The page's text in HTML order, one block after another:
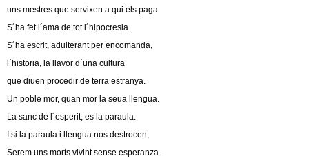
uns mestres que servixen a qui els paga.
S´ha fet l´ama de tot l´hipocresia.
S´ha escrit, adulterant per encomanda,
l´historia, la llavor d´una cultura
que diuen procedir de terra estranya.
Un poble mor, quan mor la seua llengua.
La sanc de l´esperit, es la paraula.
I si la paraula i llengua nos destrocen,
Serem uns morts vivint sense esperanza.